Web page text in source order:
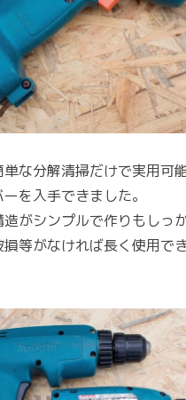
な分解清掃だけで実用可
を入手できました。
がシンプルで作りもしっ
等がなければ長く使用で